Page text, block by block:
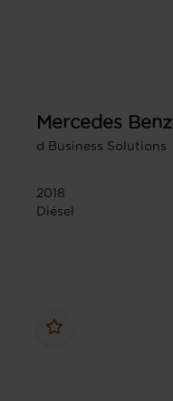
Mercedes Benz
d Business Solutions
2018
Diésel